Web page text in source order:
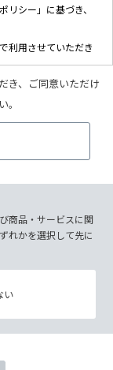
シー」に基づき、
利用させていただき
生した場合の確認・
確認
対する迅速なご連絡
検討のためのお客
願いします。推奨
ますので、あらかじ
き、ご同意いただけ
商品・サービスに関
れかを選択して先に
い